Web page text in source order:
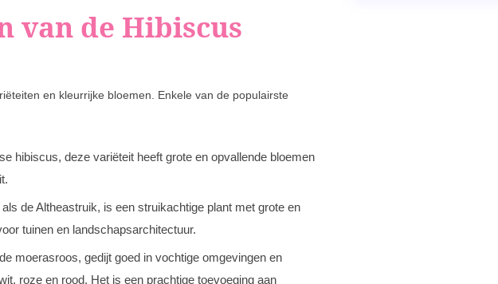
van de Hibiscus
en kleurrijke bloemen. Enkele van de populairste
hibiscus, deze variëteit heeft grote en opvallende bloemen
de Altheastruik, is een struikachtige plant met grote en
tuinen en landschapsarchitectuur.
moerasroos, gedijt goed in vochtige omgevingen en
roze en rood. Het is een prachtige toevoeging aan